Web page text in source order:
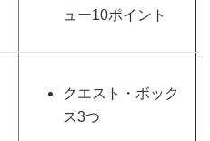
ュー10ポイント
クエスト・ボック
ス3つ